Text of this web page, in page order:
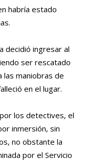
habría estado
decidió ingresar al
ser rescatado
las maniobras de
en el lugar.
los detectives, el
inmersión, sin
no obstante la
por el Servicio